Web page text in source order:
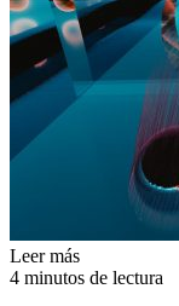
Leer más
4 minutos de lectura